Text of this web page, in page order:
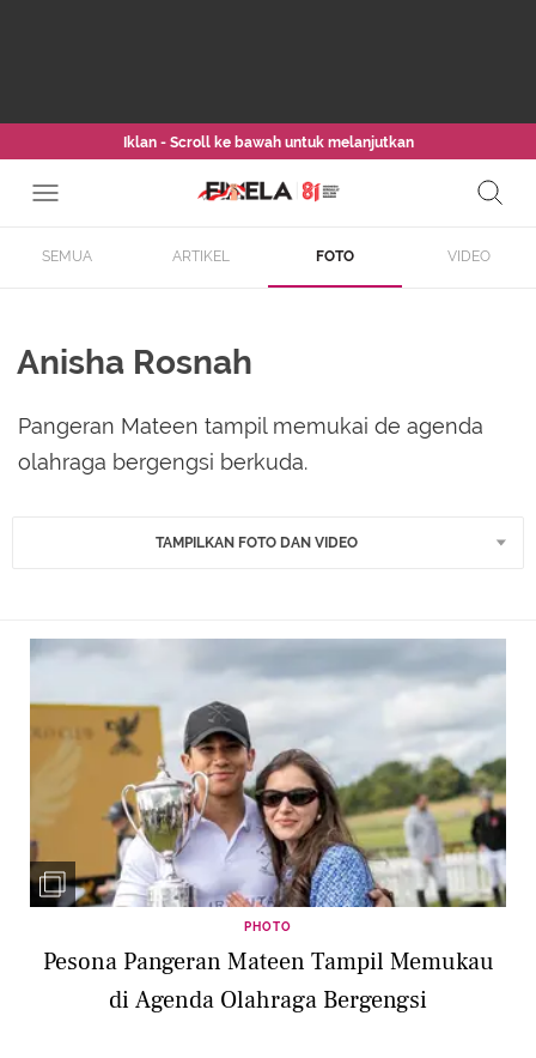
Iklan - Scroll ke bawah untuk melanjutkan
SEMUA ARTIKEL FOTO VIDEO
Anisha Rosnah
Pangeran Mateen tampil memukai de agenda
olahraga bergengsi berkuda.
TAMPILKAN FOTO DAN VIDEO
PHOTO
Pesona Pangeran Mateen Tampil Memukau
di Agenda Olahraga Bergengsi